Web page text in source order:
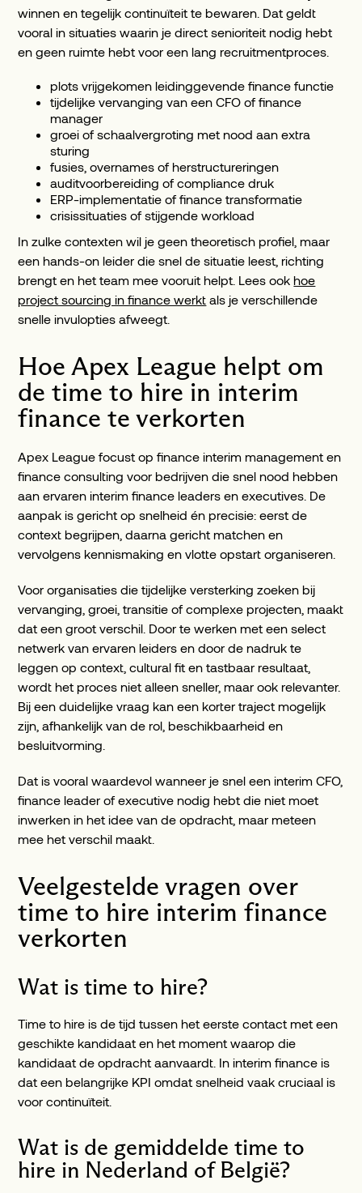
winnen en tegelijk continuïteit te bewaren. Dat geldt
vooral in situaties waarin je direct senioriteit nodig hebt
en geen ruimte hebt voor een lang recruitmentproces.
plots vrijgekomen leidinggevende finance functie
tijdelijke vervanging van een CFO of finance
manager
groei of schaalvergroting met nood aan extra
sturing
fusies, overnames of herstructureringen
auditvoorbereiding of compliance druk
ERP-implementatie of finance transformatie
crisissituaties of stijgende workload
In zulke contexten wil je geen theoretisch profiel, maar
een hands-on leider die snel de situatie leest, richting
brengt en het team mee vooruit helpt. Lees ookhoe
project sourcing in finance werkt als je verschillende
snelle invulopties afweegt.
Hoe Apex League helpt om
de time to hire in interim
finance te verkorten
Apex League focust op finance interim management en
finance consulting voor bedrijven die snel nood hebben
aan ervaren interim finance leaders en executives. De
aanpak is gericht op snelheid én precisie: eerst de
context begrijpen, daarna gericht matchen en
vervolgens kennismaking en vlotte opstart organiseren.
Voor organisaties die tijdelijke versterking zoeken bij
vervanging, groei, transitie of complexe projecten, maakt
dat een groot verschil. Door te werken met een select
netwerk van ervaren leiders en door de nadruk te
leggen op context, cultural fit en tastbaar resultaat,
wordt het proces niet alleen sneller, maar ook relevanter.
Bij een duidelijke vraag kan een korter traject mogelijk
zijn, afhankelijk van de rol, beschikbaarheid en
besluitvorming.
Dat is vooral waardevol wanneer je snel een interim CFO,
finance leader of executive nodig hebt die niet moet
inwerken in het idee van de opdracht, maar meteen
mee het verschil maakt.
Veelgestelde vragen over
time to hire interim finance
verkorten
Wat is time to hire?
Time to hire is de tijd tussen het eerste contact met een
geschikte kandidaat en het moment waarop die
kandidaat de opdracht aanvaardt. In interim finance is
dat een belangrijke KPI omdat snelheid vaak cruciaal is
voor continuïteit.
Wat is de gemiddelde time to
hire in Nederland of België?